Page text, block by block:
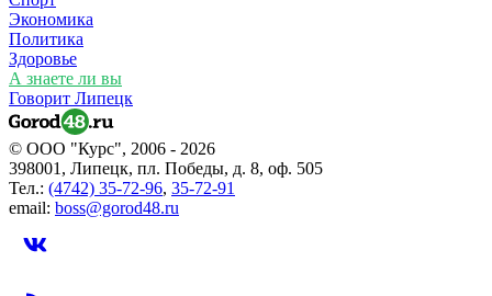
Экономика
Политика
Здоровье
А знаете ли вы
Говорит Липецк
© ООО "Курс", 2006 - 2026
398001, Липецк, пл. Победы, д. 8, оф. 505
Тел.: (4742) 35-72-96, 35-72-91
email: boss@gorod48.ru